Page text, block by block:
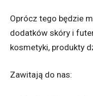
Oprócz tego będzie
dodatków skóry i
kosmetyki, produkty
Zawitają do nas: